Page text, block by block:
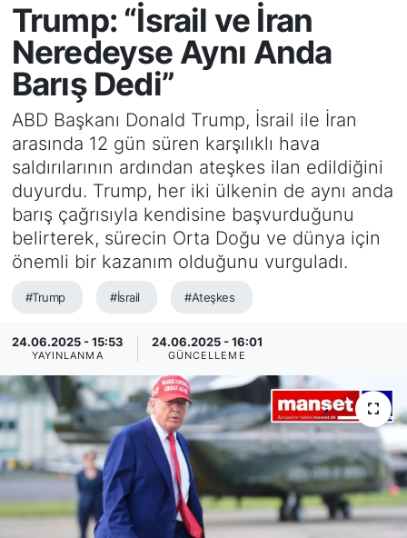
Trump: “İsrail ve İran
Neredeyse Aynı Anda
Barış Dedi”
ABD Başkanı Donald Trump, İsrail ile İran
arasında 12 gün süren karşılıklı hava
saldırılarının ardından ateşkes ilan edildiğini
duyurdu. Trump, her iki ülkenin de aynı anda
barış çağrısıyla kendisine başvurduğunu
belirterek, sürecin Orta Doğu ve dünya için
önemli bir kazanım olduğunu vurguladı.
#Trump #İsrail #Ateşkes
24.06.2025 - 15:53
YAYINLANMA
24.06.2025 - 16:01
GÜNCELLEME
HAMBURG
SPOR
DEUTSCH
EKONOMİ
SİYASET
SAĞLIK
Puan Durumu ve Fikstür
Tüm Manşetler
Son Dakika Haberleri
Haber Arşivi